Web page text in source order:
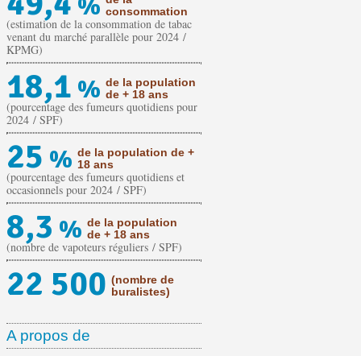
% consommation
(estimation de la consommation de tabac
venant du marché parallèle pour 2024 /
KPMG)
18,1 % de la population
de + 18 ans
(pourcentage des fumeurs quotidiens pour
2024 / SPF)
25 % de la population de +
18 ans
(pourcentage des fumeurs quotidiens et
occasionnels pour 2024 / SPF)
8,3 % de la population
de + 18 ans
(nombre de vapoteurs réguliers / SPF)
22 500 (nombre de
buralistes)
A propos de